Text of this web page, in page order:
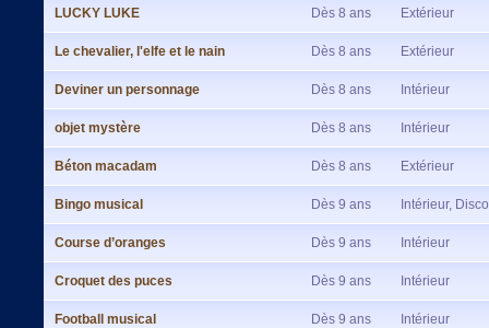
LUCKY LUKE Dès 8 ans Extérieur
Le chevalier, l'elfe et le nain Dès 8 ans Extérieur
Deviner un personnage Dès 8 ans Intérieur
objet mystère Dès 8 ans Intérieur
Béton macadam Dès 8 ans Extérieur
Bingo musical Dès 9 ans Intérieur, Disco
Course d’oranges Dès 9 ans Intérieur
Croquet des puces Dès 9 ans Intérieur
Football musical Dès 9 ans Intérieur